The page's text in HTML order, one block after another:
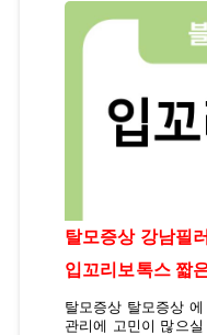
은 아래에서 확인하세요 ▼ 백반기행 전설의 열
더보기 ▼ 백반기행 전설의 열탄불고기 확인> 백반기행
전설의 열탄불고기 택배 주문 허영만의
탈모증상 강남필
입꼬리보톡스 짧
탈모증상 탈모증상 에 대해서 알아보겠습니다. 요즘 머리
관리에 고민이 많으